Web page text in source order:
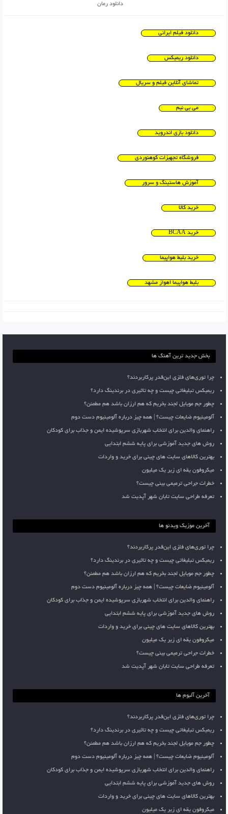
دانلود رمان
دانلود فیلم ایرانی
دانلود ریمیکس
تماشای آنلاین فیلم و سریال
می بی نیم
دانلود بازی اندروید
فروشگاه تجهیزات کوهنوردی
آموزش هاستینگ و سرور
خرید کالا
خرید BCAA
خرید بلیط هواپیما
بلیط هواپیما اهواز مشهد
بخش جدید ترین آهنگ ها
چرا توری‌های فلزی این‌قدر پرکاربردند؟
ریمیکس تبلیغاتی چیست و چه تاثیری در برندینگ دارد؟
چطور جم موبایل لجند بخریم که هم ارزان باشد هم مطمئن؟
آلومینیوم ضایعات چیست؟ | همه چیز درباره آلومینیوم دست دوم
راهنمای والدین برای انتخاب شهربازی سرپوشیده ایمن و جذاب برای کودکان
روش های جدید آموزشی برای پایه ششم ابتدایی
بهترین کالاهای سایت های چینی برای خرید و واردات
میکروفون یقه ای زیر یک میلیون
خطرات جراحی ترمیمی بینی چیست؟
تعرفه طراحی سایت تابان شهر آپدیت شد
آخرین موزیک ویدئو ها
چرا توری‌های فلزی این‌قدر پرکاربردند؟
ریمیکس تبلیغاتی چیست و چه تاثیری در برندینگ دارد؟
چطور جم موبایل لجند بخریم که هم ارزان باشد هم مطمئن؟
آلومینیوم ضایعات چیست؟ | همه چیز درباره آلومینیوم دست دوم
راهنمای والدین برای انتخاب شهربازی سرپوشیده ایمن و جذاب برای کودکان
روش های جدید آموزشی برای پایه ششم ابتدایی
بهترین کالاهای سایت های چینی برای خرید و واردات
میکروفون یقه ای زیر یک میلیون
خطرات جراحی ترمیمی بینی چیست؟
تعرفه طراحی سایت تابان شهر آپدیت شد
آخرین آلبوم ها
چرا توری‌های فلزی این‌قدر پرکاربردند؟
ریمیکس تبلیغاتی چیست و چه تاثیری در برندینگ دارد؟
چطور جم موبایل لجند بخریم که هم ارزان باشد هم مطمئن؟
آلومینیوم ضایعات چیست؟ | همه چیز درباره آلومینیوم دست دوم
راهنمای والدین برای انتخاب شهربازی سرپوشیده ایمن و جذاب برای کودکان
روش های جدید آموزشی برای پایه ششم ابتدایی
بهترین کالاهای سایت های چینی برای خرید و واردات
میکروفون یقه ای زیر یک میلیون